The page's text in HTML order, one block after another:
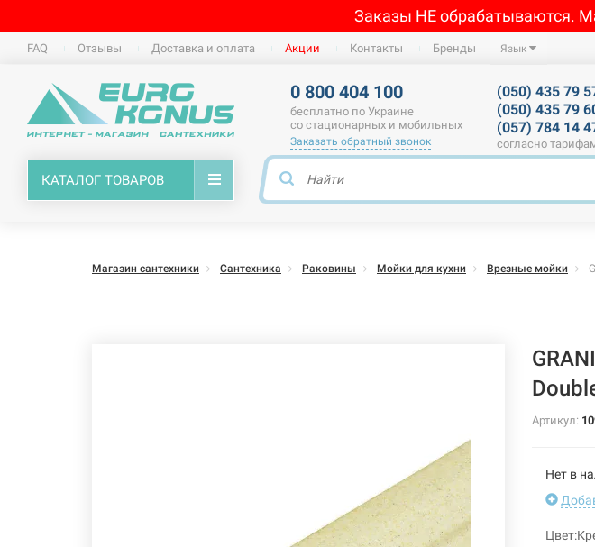
Заказы НЕ обрабатываются.
FAQ Отзывы Доставка и оплата Акции Контакты Бренды Язык
0 800 404 100
бесплатно по Украине
со стационарных и мобильных
Заказать обратный звонок
(050) 435 79
(050) 435 79
(057) 784 14
согласно
КАТАЛОГ ТОВАРОВ
Магазин сантехники Сантехника Раковины Мойки для кухни Врезные мойки
Артикул:
Нет в